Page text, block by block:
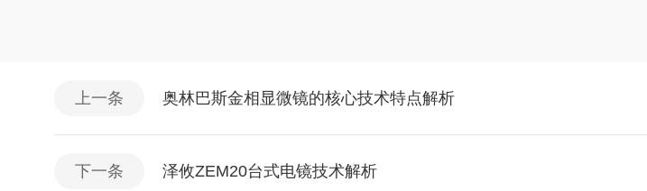
上一条 奥林巴斯金相显微镜的核心技术特点解析
下一条 泽攸ZEM20台式电镜技术解析​